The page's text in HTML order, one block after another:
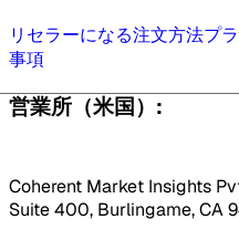
リセラーになる注文方法プ
事項
営業所（米国）:
Coherent Market Insights
Suite 400, Burlingame, CA